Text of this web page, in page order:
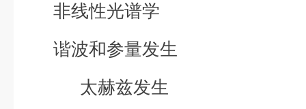
非线性光谱学
谐波和参量发生
太赫兹发生